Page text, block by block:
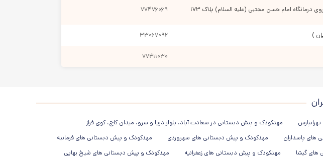
بهترین مکان آموزشی را سبک تر کرده باشیم.
۷۷۴۷۶۰۶۹
۳۳۰۶۷۰۹۲
۷۷۴۱۱۰۳۰
مهدکودک و پیش دبستانی در سعادت آباد، بلوار دریا و سرو، میدان کاج، کوی فراز
های پاسداران مهدکودک و پیش دبستانی های سهروردی
مهدکودک و پیش دبستانی های فرمانیه
های گیشا مهدکودک و پیش دبستانی های زعفرانیه
مهدکودک و پیش دبستانی های شیخ بهایی